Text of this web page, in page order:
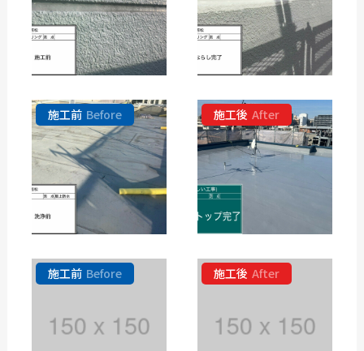
施工前 Before 施工後 After
施工前 Before 施工後 After